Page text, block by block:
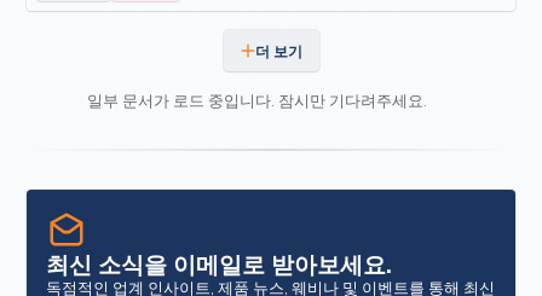
더 보기
일부 문서가 로드 중입니다. 잠시만 기다려주세요.
최신 소식을 이메일로 받아보세요.
독점적인 업계 인사이트, 제품 뉴스, 웨비나 및 이벤트를 통해 최신